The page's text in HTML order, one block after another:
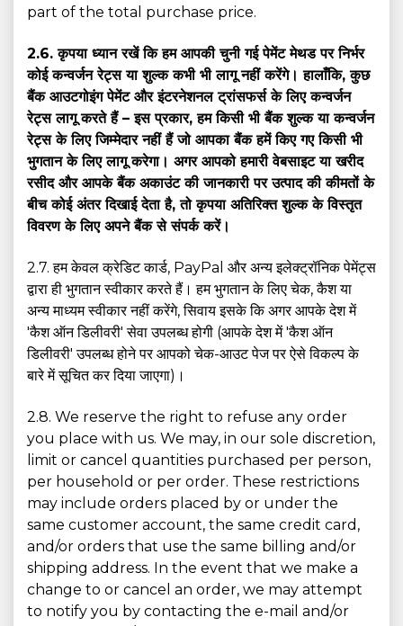
part of the total purchase price.
2.6. कृपया ध्यान रखें कि हम आपकी चुनी गई पेमेंट मेथड पर निर्भर
कोई कन्वर्जन रेट्स या शुल्क कभी भी लागू नहीं करेंगे। हालाँकि, कुछ
बैंक आउटगोइंग पेमेंट और इंटरनेशनल ट्रांसफर्स के लिए कन्वर्जन
रेट्स लागू करते हैं – इस प्रकार, हम किसी भी बैंक शुल्क या कन्वर्जन
रेट्स के लिए जिम्मेदार नहीं हैं जो आपका बैंक हमें किए गए किसी भी
भुगतान के लिए लागू करेगा। अगर आपको हमारी वेबसाइट या खरीद
रसीद और आपके बैंक अकाउंट की जानकारी पर उत्पाद की कीमतों के
बीच कोई अंतर दिखाई देता है, तो कृपया अतिरिक्त शुल्क के विस्तृत
विवरण के लिए अपने बैंक से संपर्क करें।
2.7. हम केवल क्रेडिट कार्ड, PayPal और अन्य इलेक्ट्रॉनिक पेमेंट्स
द्वारा ही भुगतान स्वीकार करते हैं। हम भुगतान के लिए चेक, कैश या
अन्य माध्यम स्वीकार नहीं करेंगे, सिवाय इसके कि अगर आपके देश में
'कैश ऑन डिलीवरी' सेवा उपलब्ध होगी (आपके देश में 'कैश ऑन
डिलीवरी' उपलब्ध होने पर आपको चेक-आउट पेज पर ऐसे विकल्प के
बारे में सूचित कर दिया जाएगा)।
2.8. We reserve the right to refuse any order
you place with us. We may, in our sole discretion,
limit or cancel quantities purchased per person,
per household or per order. These restrictions
may include orders placed by or under the
same customer account, the same credit card,
and/or orders that use the same billing and/or
shipping address. In the event that we make a
change to or cancel an order, we may attempt
to notify you by contacting the e-mail and/or